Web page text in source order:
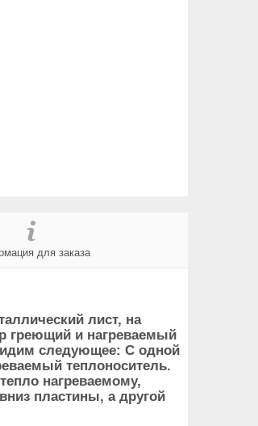
для заказа
лист, на
греющий и нагреваемый
следующее: С одной
теплоноситель.
нагреваемому,
пластины, а другой